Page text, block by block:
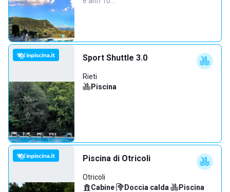
Sport Shuttle 3.0
Rieti
Piscina
Piscina di Otricoli
Otricoli
Cabine· Doccia calda· Piscina·